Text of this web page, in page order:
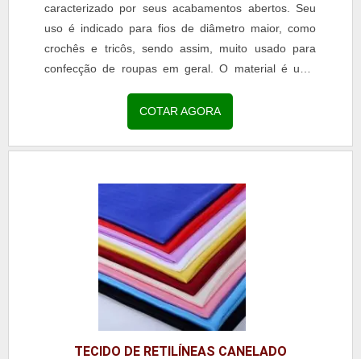
caracterizado por seus acabamentos abertos. Seu
uso é indicado para fios de diâmetro maior, como
crochês e tricôs, sendo assim, muito usado para
confecção de roupas em geral. O material é uma
COTAR AGORA
TECIDO DE RETILÍNEAS CANELADO